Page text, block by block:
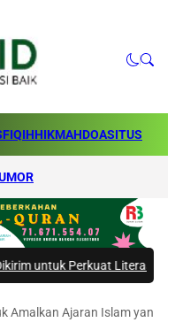
FIQIHHIKMAHDOASITUS
Literasi Anak Indonesia|#5 -
Amalkan Ajaran Islam yang